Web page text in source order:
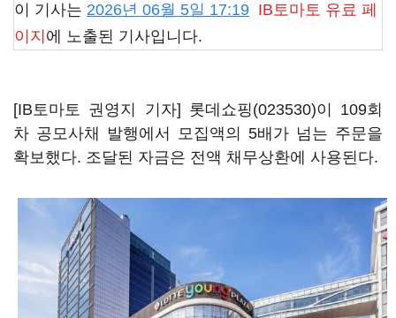
이 기사는 2026년 06월 5일 17:19 IB토마토 유료 페
이지 에 노출된 기사입니다.
[IB토마토 권영지 기자] 롯데쇼핑(023530)이 109회
차 공모사채 발행에서 모집액의 5배가 넘는 주문을
확보했다. 조달된 자금은 전액 채무상환에 사용된다.